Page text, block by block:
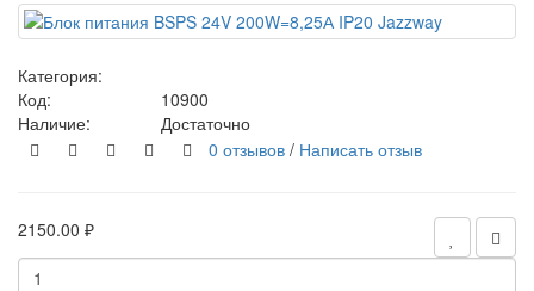
Категория:
Код:
10900
Наличие:
Достаточно
0 отзывов / Написать отзыв
2150.00 ₽